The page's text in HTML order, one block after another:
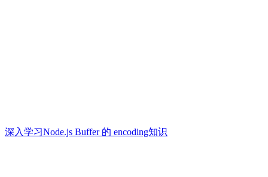
深入学习Node.js Buffer 的 encoding知识